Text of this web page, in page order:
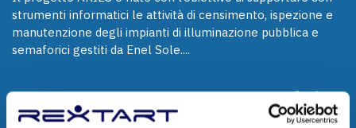
strumenti informatici le attività di censimento, ispezione e
manutenzione degli impianti di illuminazione pubblica e
semaforici gestiti da Enel Sole....